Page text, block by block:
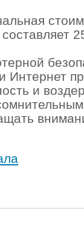
Интернет
и